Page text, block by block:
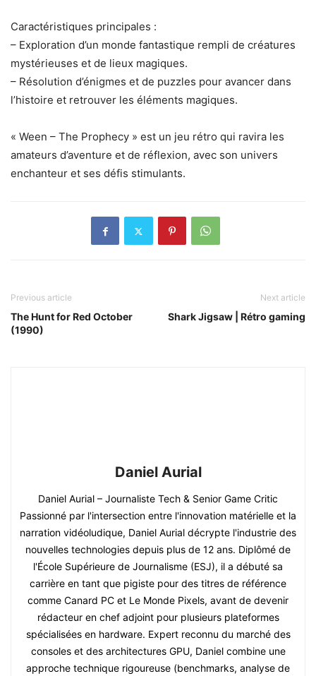
Caractéristiques principales :
– Exploration d’un monde fantastique rempli de créatures
mystérieuses et de lieux magiques.
– Résolution d’énigmes et de puzzles pour avancer dans
l’histoire et retrouver les éléments magiques.
« Ween – The Prophecy » est un jeu rétro qui ravira les
amateurs d’aventure et de réflexion, avec son univers
enchanteur et ses défis stimulants.
Previous article
The Hunt for Red October
(1990)
Next article
Shark Jigsaw | Rétro gaming
Daniel Aurial
Daniel Aurial – Journaliste Tech & Senior Game Critic
Passionné par l'intersection entre l'innovation matérielle et la
narration vidéoludique, Daniel Aurial décrypte l'industrie des
nouvelles technologies depuis plus de 12 ans. Diplômé de
l'École Supérieure de Journalisme (ESJ), il a débuté sa
carrière en tant que pigiste pour des titres de référence
comme Canard PC et Le Monde Pixels, avant de devenir
rédacteur en chef adjoint pour plusieurs plateformes
spécialisées en hardware. Expert reconnu du marché des
consoles et des architectures GPU, Daniel combine une
approche technique rigoureuse (benchmarks, analyse de